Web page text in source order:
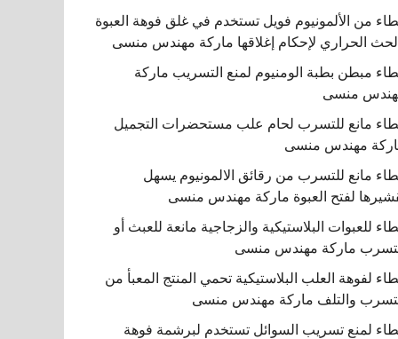
من الألمونيوم فويل تستخدم في غلق فوهة العبوة
الحراري لإحكام إغلاقها ماركة مهندس منسى
مبطن بطبة الومنيوم لمنع التسريب ماركة
منسى
مانع للتسرب لحام علب مستحضرات التجميل
مهندس منسى
مانع للتسرب من رقائق الالمونيوم يسهل
لفتح العبوة ماركة مهندس منسى
للعبوات البلاستيكية والزجاجية مانعة للعبث أو
ماركة مهندس منسى
لفوهة العلب البلاستيكية تحمي المنتج المعبأ من
والتلف ماركة مهندس منسى
لمنع تسريب السوائل تستخدم لبرشمة فوهة